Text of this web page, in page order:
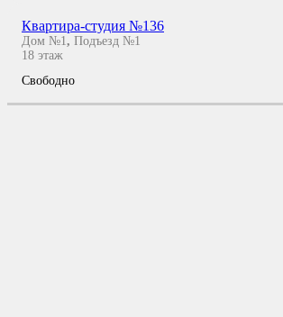
Квартира-студия №136
Дом №1 , Подъезд №1
18 этаж
Свободно